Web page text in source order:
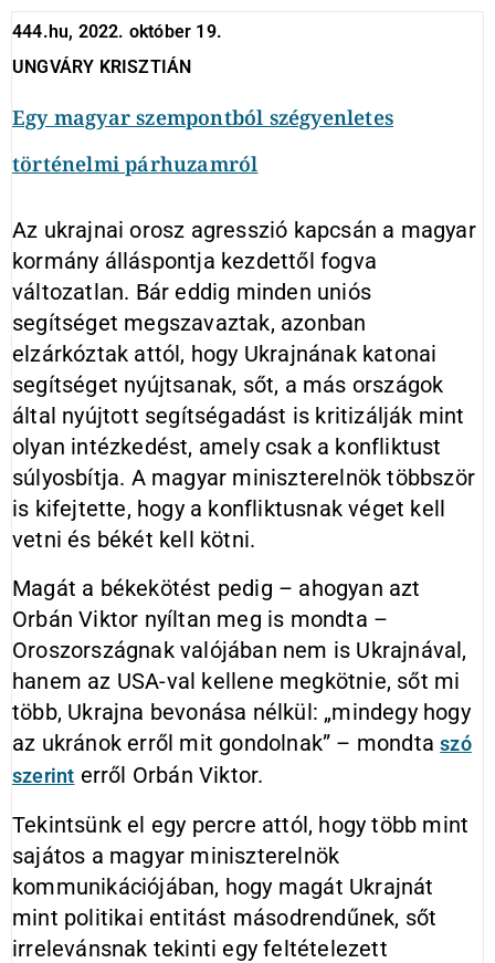
444.hu, 2022. október 19.
UNGVÁRY KRISZTIÁN
Egy magyar szempontból szégyenletes
történelmi párhuzamról
Az ukrajnai orosz agresszió kapcsán a magyar
kormány álláspontja kezdettől fogva
változatlan. Bár eddig minden uniós
segítséget megszavaztak, azonban
elzárkóztak attól, hogy Ukrajnának katonai
segítséget nyújtsanak, sőt, a más országok
által nyújtott segítségadást is kritizálják mint
olyan intézkedést, amely csak a konfliktust
súlyosbítja. A magyar miniszterelnök többször
is kifejtette, hogy a konfliktusnak véget kell
vetni és békét kell kötni.
Magát a békekötést pedig – ahogyan azt
Orbán Viktor nyíltan meg is mondta –
Oroszországnak valójában nem is Ukrajnával,
hanem az USA-val kellene megkötnie, sőt mi
több, Ukrajna bevonása nélkül: „mindegy hogy
az ukránok erről mit gondolnak” – mondtaszó
szerint erről Orbán Viktor.
Tekintsünk el egy percre attól, hogy több mint
sajátos a magyar miniszterelnök
kommunikációjában, hogy magát Ukrajnát
mint politikai entitást másodrendűnek, sőt
irrelevánsnak tekinti egy feltételezett